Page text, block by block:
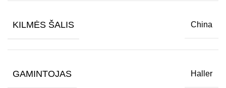
KILMĖS ŠALIS China
GAMINTOJAS Haller